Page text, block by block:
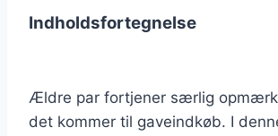
Indholdsfortegnelse
Ældre par fortjener særlig
det kommer til gaveindkøb. I